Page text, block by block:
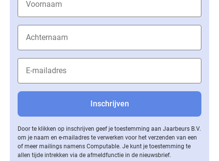
Door te klikken op inschrijven geef je toestemming aan Jaarbeurs B.V.
om je naam en e-mailadres te verwerken voor het verzenden van een
of meer mailings namens Computable. Je kunt je toestemming te
allen tijde intrekken via de af­meld­func­tie in de nieuwsbrief.